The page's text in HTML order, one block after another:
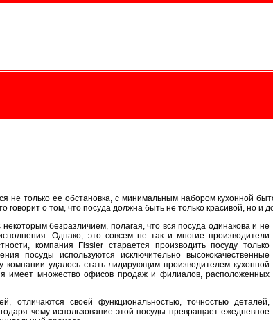
не только ее обстановка, с минимальным набором кухонной
говорит о том, что посуда должна быть не только красивой, но и
безразличием, полагая, что вся посуда одинакова и не
Однако, это совсем не так и многие производители
компания Fissler старается производить посуду только
посуды используются исключительно высококачественные
удалось стать лидирующим производителем кухонной
имеет множество офисов продаж и филиалов, расположенных
отличаются своей функциональностью, точностью деталей,
чему использование этой посуды превращает ежедневное